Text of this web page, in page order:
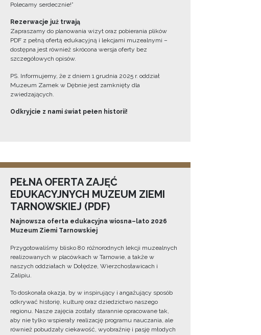
Polecamy serdecznie!”
Rezerwacje już trwają
Zapraszamy do planowania wizyt oraz pobierania plików
PDF z pełną ofertą edukacyjną i lekcjami muzealnymi –
dostępna jest również skrócona wersja oferty bez
szczegółowych opisów.
PS. Informujemy, że z dniem 1 grudnia 2025 r. oddział
Muzeum Zamek w Dębnie jest zamknięty dla
zwiedzających.
Odkryjcie z nami świat pełen historii!
PEŁNA OFERTA ZAJĘĆ
EDUKACYJNYCH MUZEUM ZIEMI
TARNOWSKIEJ (PDF)
Najnowsza oferta edukacyjna wiosna–lato 2026
Muzeum Ziemi Tarnowskiej
Przygotowaliśmy blisko 80 różnorodnych lekcji muzealnych
realizowanych w placówkach w Tarnowie, a także w
naszych oddziałach w Dołędze, Wierzchosławicach i
Zalipiu.
To doskonała okazja, by w inspirujący i angażujący sposób
odkrywać historię, kulturę oraz dziedzictwo naszego
regionu. Nasze zajęcia zostały starannie opracowane tak,
aby nie tylko wspierały realizację programu nauczania, ale
również pobudzały ciekawość, wyobraźnię i pasję młodych